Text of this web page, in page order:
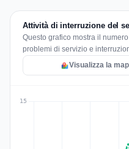
Attività di interruzione del
Questo grafico mostra il
problemi di servizio e
Visualizza la